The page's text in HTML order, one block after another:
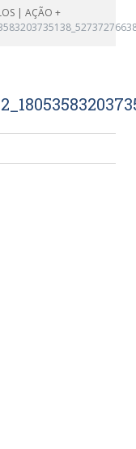
| AÇÃO +